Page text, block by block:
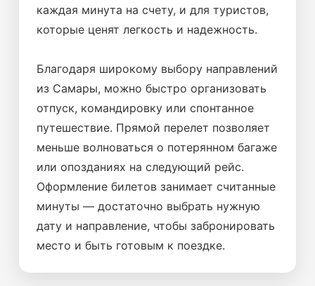
каждая минута на счету, и для туристов,
которые ценят легкость и надежность.
Благодаря широкому выбору направлений
из Самары, можно быстро организовать
отпуск, командировку или спонтанное
путешествие. Прямой перелет позволяет
меньше волноваться о потерянном багаже
или опозданиях на следующий рейс.
Оформление билетов занимает считанные
минуты — достаточно выбрать нужную
дату и направление, чтобы забронировать
место и быть готовым к поездке.